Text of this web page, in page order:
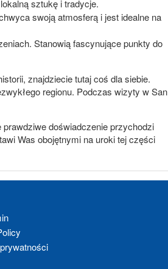
sztukę i tradycje.
swoją atmosferą i jest idealne na
Stanowią fascynujące punkty do
znajdziecie tutaj coś dla siebie.
regionu. Podczas wizyty w San
doświadczenie przychodzi
Was obojętnymi na uroki tej części